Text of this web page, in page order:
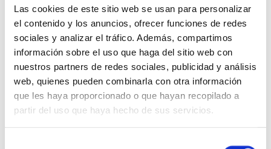
Las cookies de este sitio web se usan para personalizar
el contenido y los anuncios, ofrecer funciones de redes
sociales y analizar el tráfico. Además, compartimos
información sobre el uso que haga del sitio web con
nuestros partners de redes sociales, publicidad y análisis
web, quienes pueden combinarla con otra información
que les haya proporcionado o que hayan recopilado a
partir del uso que haya hecho de sus servicios.
Añadir al carrito
Añadir a la lista de
Añadir al carrito
Añadir a la lista de